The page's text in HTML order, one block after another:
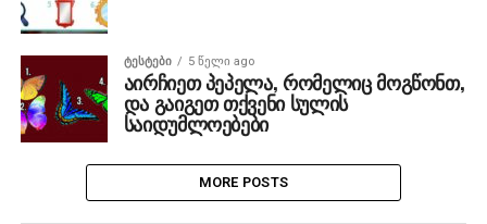
ᲢᲔᲡᲢᲔᲑᲘ 5 წელი ago
აირჩიეთ პეპელა, რომელიც მოგწონთ,
და გაიგეთ თქვენი სულის
საიდუმლოებები
MORE POSTS